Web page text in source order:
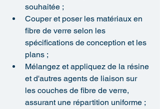
souhaitée ;
Couper et poser les matériaux en
fibre de verre selon les
spécifications de conception et les
plans ;
Mélangez et appliquez de la résine
et d'autres agents de liaison sur
les couches de fibre de verre,
assurant une répartition uniforme ;